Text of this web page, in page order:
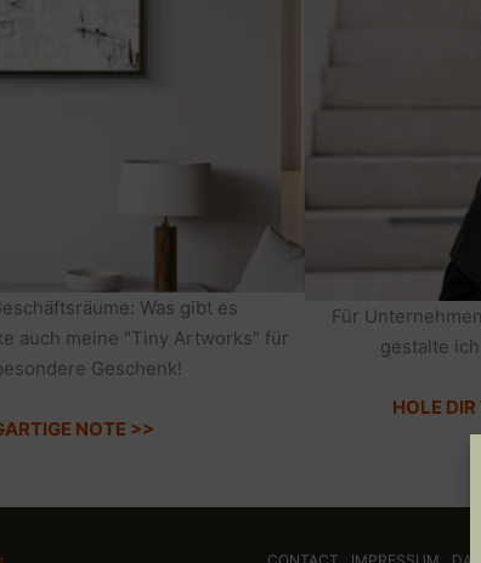
Was gibt es
auch meine "Tiny Artworks" für
Geschenk!
NOTE >>
Für
gestalte
HOLE